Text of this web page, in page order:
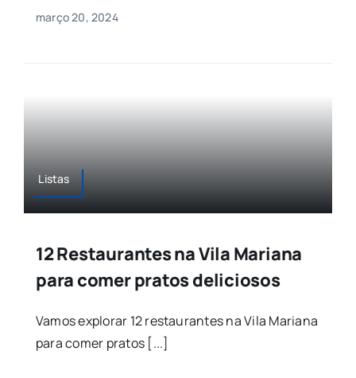
março 20, 2024
Listas
12 Restaurantes na Vila Mariana
para comer pratos deliciosos
Vamos explorar 12 restaurantes na Vila Mariana
para comer pratos [...]